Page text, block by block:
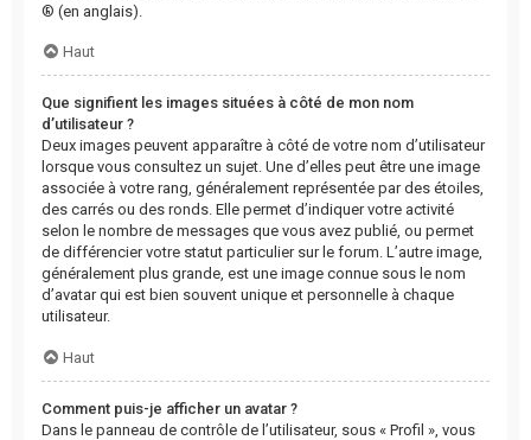
® (en anglais).
Haut
Que signifient les images situées à côté de mon nom
d’utilisateur ?
Deux images peuvent apparaître à côté de votre nom d’utilisateur
lorsque vous consultez un sujet. Une d’elles peut être une image
associée à votre rang, généralement représentée par des étoiles,
des carrés ou des ronds. Elle permet d’indiquer votre activité
selon le nombre de messages que vous avez publié, ou permet
de différencier votre statut particulier sur le forum. L’autre image,
généralement plus grande, est une image connue sous le nom
d’avatar qui est bien souvent unique et personnelle à chaque
utilisateur.
Haut
Comment puis-je afficher un avatar ?
Dans le panneau de contrôle de l’utilisateur, sous « Profil », vous